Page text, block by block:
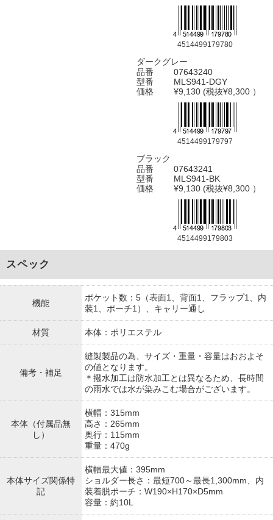
4514499179780
ダークグレー
品番
07643240
型番
MLS941-DGY
価格
¥9,130 (税抜¥8,300 ）
4514499179797
ブラック
品番
07643241
型番
MLS941-BK
価格
¥9,130 (税抜¥8,300 ）
4514499179803
スペック
機能
ポケット数：5（表面1、背面1、フラップ1、内
装1、ポーチ1）、キャリー通し
材質 本体：ポリエステル
備考・補足
縫製製品の為、サイズ・重量・容量はおおよそ
の値となります。
＊撥水加工は防水加工とは異なるため、長時間
の雨水では水が染みこむ場合がございます。
本体（付属品無
し）
横幅：315mm
高さ：265mm
奥行：115mm
重量：470g
本体サイズ関係特
記
横幅最大値：395mm
ショルダー長さ：最短700～最長1,300mm、内
装着脱ポーチ：W190×H170×D5mm
容量：約10L